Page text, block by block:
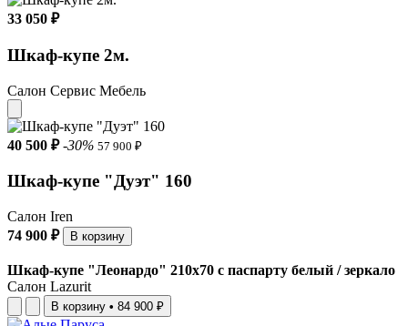
33 050 ₽
Шкаф-купе 2м.
Салон Сервис Мебель
40 500 ₽ -30% 57 900 ₽
Шкаф-купе "Дуэт" 160
Салон Iren
74 900 ₽
В корзину
Шкаф-купе "Леонардо" 210x70 с паспарту белый / зеркало
Салон Lazurit
В корзину • 84 900 ₽